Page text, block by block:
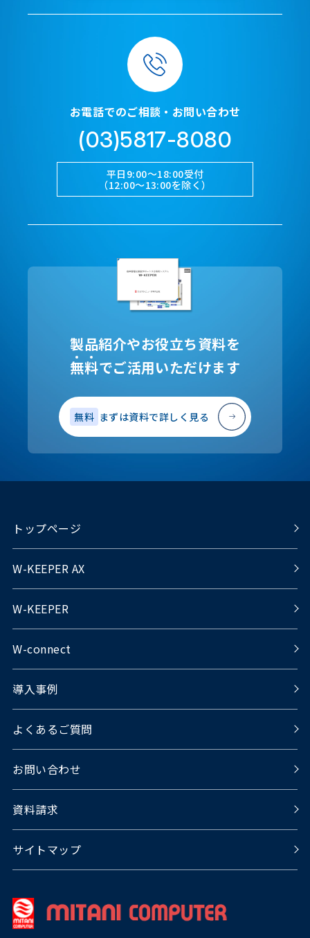
お電話でのご相談・お問い合わせ
(03)5817-8080
平日9:00～18:00受付
（12:00～13:00を除く）
製品紹介やお役立ち資料を
無料でご活用いただけます
無料 まずは資料で詳しく見る
トップページ
W-KEEPER AX
W-KEEPER
W-connect
導入事例
よくあるご質問
お問い合わせ
資料請求
サイトマップ